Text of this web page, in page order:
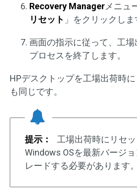
Recovery Managerメニュ
リセット 」をクリックしま
画面の指示に従って、工場
プロセスを終了します。
HPデスクトップを工場出荷時
も同じです。
提示：
工場出荷時にリセッ
Windows OSを最新バージ
レードする必要があります。